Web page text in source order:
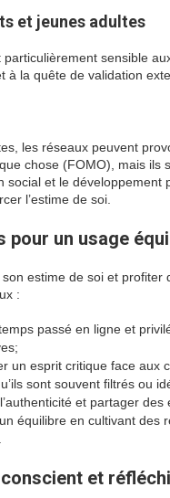
et jeunes adultes
particulièrement sensible
à la quête de validation
les réseaux peuvent
chose (FOMO), mais ils
social et le développement
l’estime de soi.
pour un usage
estime de soi et profiter
:
passé en ligne et
un esprit critique face aux
sont souvent filtrés ou
et partager des
équilibre en cultivant des
et réfléchi